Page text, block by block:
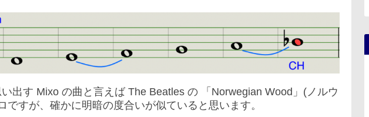
出す Mixo の曲と言えば The Beatles の 「Norwegian Wood」(ノルウ
ですが、確かに明暗の度合いが似ていると思います。